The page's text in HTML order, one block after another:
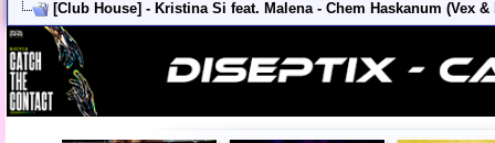
[Club House] - Kristina Si feat. Malena - Chem Haskanum (Vex